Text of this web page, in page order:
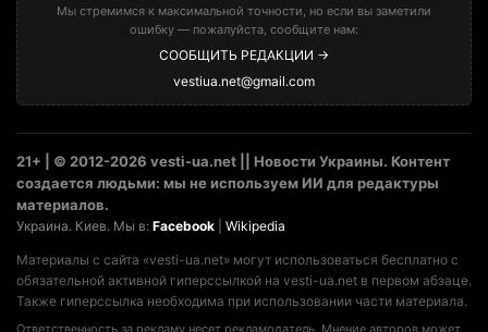
Мы стремимся к максимальной точности, но если вы заметили
ошибку — пожалуйста, сообщите нам:
СООБЩИТЬ РЕДАКЦИИ →
vestiua.net@gmail.com
21+ | © 2012-2026 vesti-ua.net || Новости Украины. Контент
создается людьми: мы не используем ИИ для редактуры
материалов.
Украина. Киев. Мы в: Facebook Wikipedia
Материалы с сайта «vesti-ua.net» могут использоваться бесплатно с
обязательной активной гиперссылкой на vesti-ua.net в первом абзаце.
Также гиперссылка необходима при использовании части материала.
Ответственность за рекламу несет рекламодатель. Мнение авторов может